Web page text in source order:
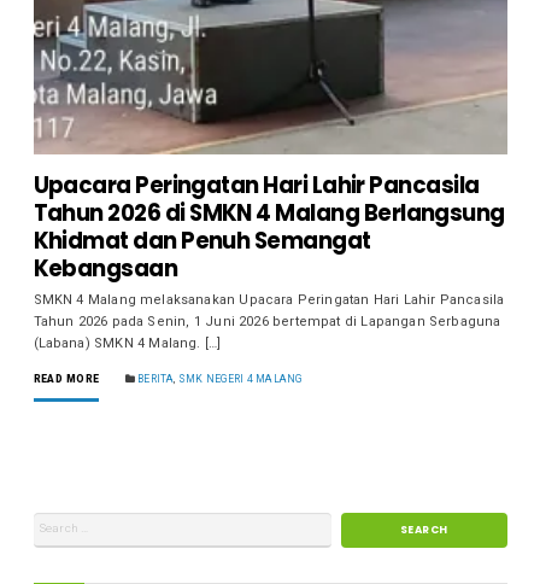
Upacara Peringatan Hari Lahir Pancasila
Tahun 2026 di SMKN 4 Malang Berlangsung
Khidmat dan Penuh Semangat
Kebangsaan
SMKN 4 Malang melaksanakan Upacara Peringatan Hari Lahir Pancasila
Tahun 2026 pada Senin, 1 Juni 2026 bertempat di Lapangan Serbaguna
(Labana) SMKN 4 Malang. […]
READ MORE BERITA SMK NEGERI 4 MALANG